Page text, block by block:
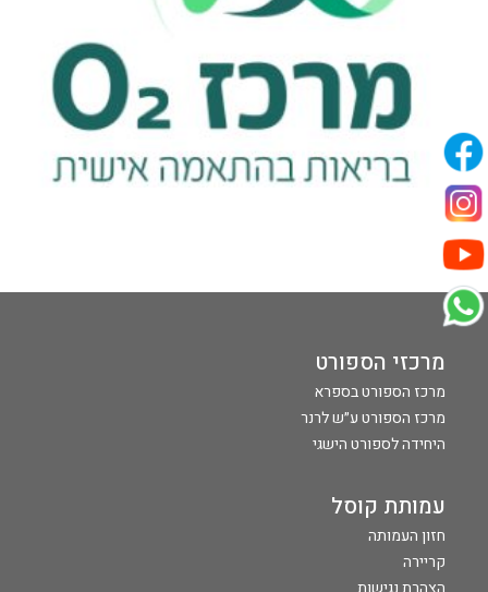
מרכזי הספורט
מרכז הספורט בספרא
מרכז הספורט ע״ש לרנר
היחידה לספורט הישגי
עמותת קוסל
חזון העמותה
קריירה